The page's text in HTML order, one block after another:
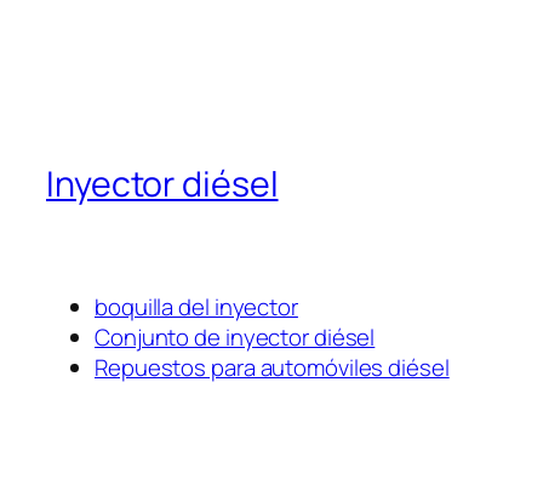
Inyector diésel
boquilla del inyector
Conjunto de inyector diésel
Repuestos para automóviles diésel